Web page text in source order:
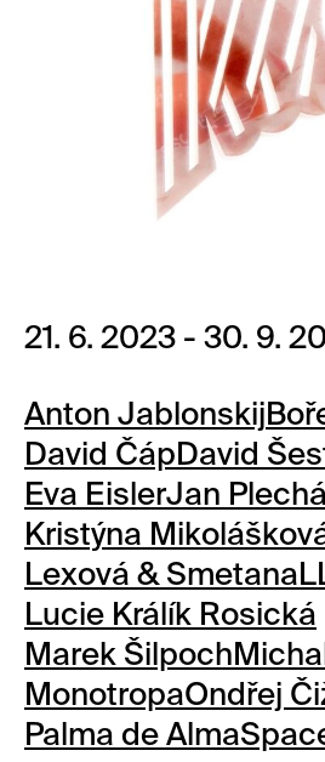
21. 6. 2023 - 30. 9.
Anton Jablonskij
David ČápDavid
Eva EislerJan
Kristýna
Lexová & Smetana
Lucie Králík Rosická
Marek Šilpoch
MonotropaOndřej
Palma de Alma